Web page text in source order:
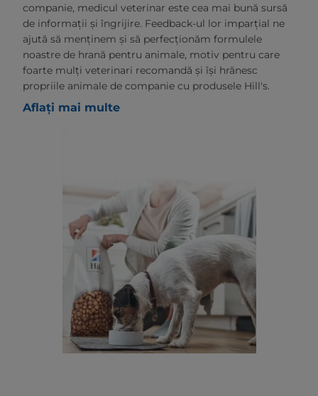
companie, medicul veterinar este cea mai bună sursă
de informații și îngrijire. Feedback-ul lor imparțial ne
ajută să menținem și să perfecționăm formulele
noastre de hrană pentru animale, motiv pentru care
foarte mulți veterinari recomandă și își hrănesc
propriile animale de companie cu produsele Hill's.
Aflați mai multe